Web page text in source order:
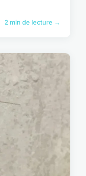
2 min de lecture →